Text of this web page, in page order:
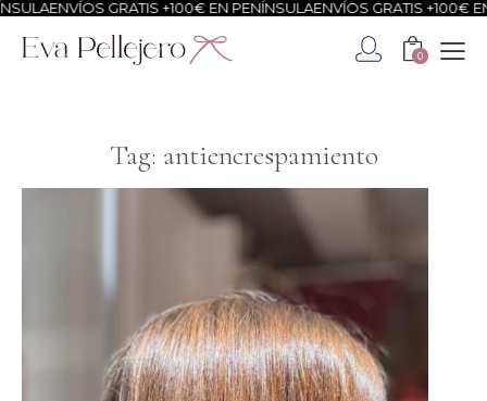
ENVÍOS GRATIS +100€ EN PENÍNSULA ENVÍOS GRATIS +100€ EN
0
Tag: antiencrespamiento